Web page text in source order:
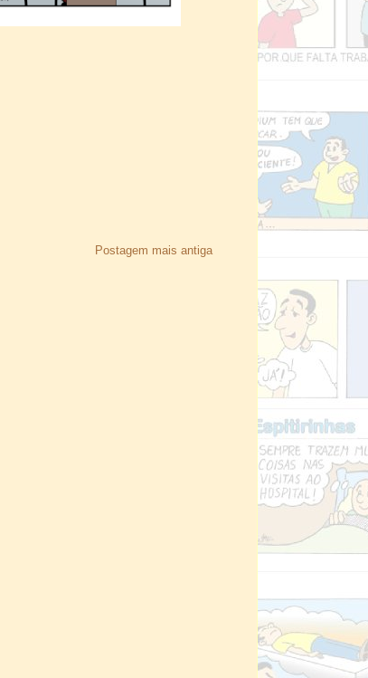
Postagem mais antiga